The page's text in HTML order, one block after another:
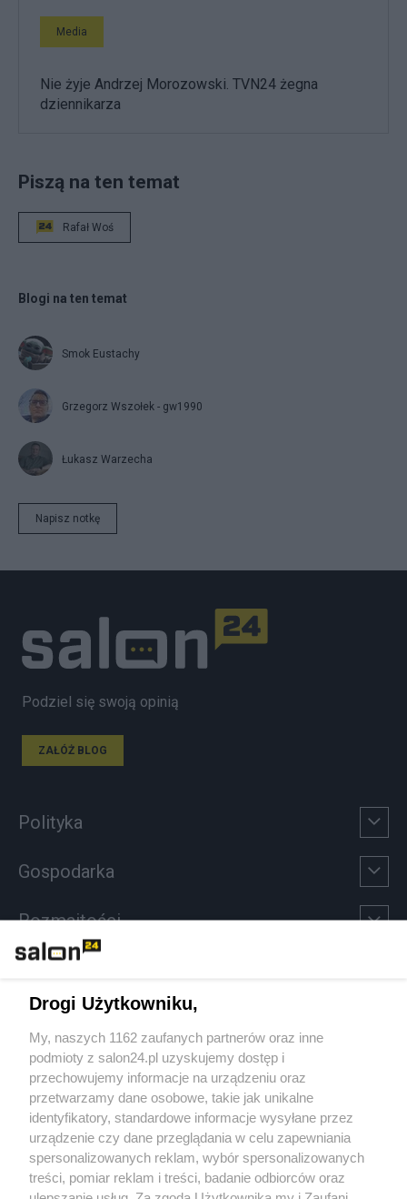
Media
Nie żyje Andrzej Morozowski. TVN24 żegna
dziennikarza
Piszą na ten temat
Rafał Woś
Blogi na ten temat
Smok Eustachy
Grzegorz Wszołek - gw1990
Łukasz Warzecha
Napisz notkę
Podziel się swoją opinią
ZAŁÓŻ BLOG
Polityka
Gospodarka
Rozmaitości
Sport
Społeczeństwo
Kultura
Drogi Użytkowniku,
My, naszych 1162 zaufanych partnerów oraz inne
podmioty z salon24.pl uzyskujemy dostęp i
przechowujemy informacje na urządzeniu oraz
przetwarzamy dane osobowe, takie jak unikalne
identyfikatory, standardowe informacje wysyłane przez
urządzenie czy dane przeglądania w celu zapewniania
spersonalizowanych reklam, wybór spersonalizowanych
treści, pomiar reklam i treści, badanie odbiorców oraz